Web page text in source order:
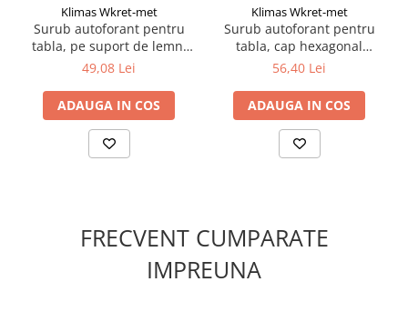
Benzi gips carton
Accesorii tencuieli
Silicon, spume si adezivi de montaj
Adezivi montaj
Etanse
Izolatori parchet
Klimas Wkret-met
Surub autoforant pentru
tabla, pe suport de lemn,
4.8x55mm, ZINC - 200
Klimas Wkret-met
49,08 Lei
ADAUGA IN COS
Klimas Wkret-met
Surub autoforant pentru
tabla, cap hexagonal
4.8x70mm RAL 8017 - 200
8017, Klimas Wkret-met
56,40 Lei
ADAUGA IN COS
FRECVENT CUMPARATE
IMPREUNA